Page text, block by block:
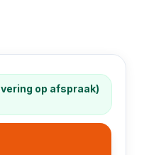
op afspraak)